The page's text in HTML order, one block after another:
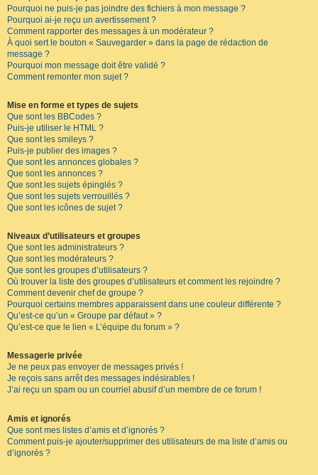
Pourquoi ne puis-je pas joindre des fichiers à mon message ?
Pourquoi ai-je reçu un avertissement ?
Comment rapporter des messages à un modérateur ?
À quoi sert le bouton « Sauvegarder » dans la page de rédaction de
message ?
Pourquoi mon message doit être validé ?
Comment remonter mon sujet ?
Mise en forme et types de sujets
Que sont les BBCodes ?
Puis-je utiliser le HTML ?
Que sont les smileys ?
Puis-je publier des images ?
Que sont les annonces globales ?
Que sont les annonces ?
Que sont les sujets épinglés ?
Que sont les sujets verrouillés ?
Que sont les icônes de sujet ?
Niveaux d’utilisateurs et groupes
Que sont les administrateurs ?
Que sont les modérateurs ?
Que sont les groupes d’utilisateurs ?
Où trouver la liste des groupes d’utilisateurs et comment les rejoindre ?
Comment devenir chef de groupe ?
Pourquoi certains membres apparaissent dans une couleur différente ?
Qu’est-ce qu’un « Groupe par défaut » ?
Qu’est-ce que le lien « L’équipe du forum » ?
Messagerie privée
Je ne peux pas envoyer de messages privés !
Je reçois sans arrêt des messages indésirables !
J’ai reçu un spam ou un courriel abusif d’un membre de ce forum !
Amis et ignorés
Que sont mes listes d’amis et d’ignorés ?
Comment puis-je ajouter/supprimer des utilisateurs de ma liste d’amis ou
d’ignorés ?